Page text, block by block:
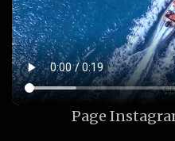
Page